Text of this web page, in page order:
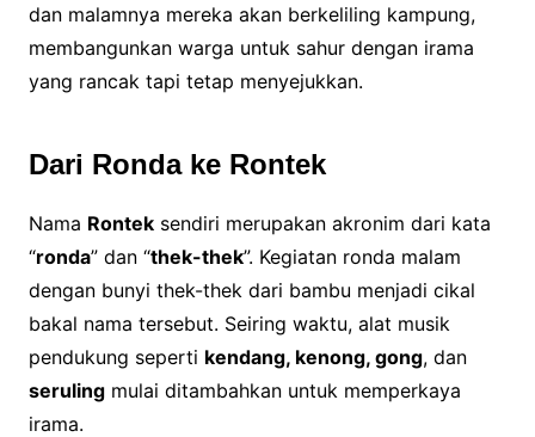
dan malamnya mereka akan berkeliling kampung,
membangunkan warga untuk sahur dengan irama
yang rancak tapi tetap menyejukkan.
Dari Ronda ke Rontek
Nama Ronteksendiri merupakan akronim dari kata
“ronda” dan “thek-thek”. Kegiatan ronda malam
dengan bunyi thek-thek dari bambu menjadi cikal
bakal nama tersebut. Seiring waktu, alat musik
pendukung seperti kendang, kenong, gong, dan
serulingmulai ditambahkan untuk memperkaya
irama.